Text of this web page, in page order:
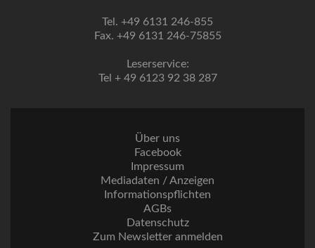
Tel. +49 6131 246-855
Fax. +49 6131 246-75855
Leserservice:
Tel + 49 6123 92 38 287
Über uns
Facebook
Impressum
Mediadaten / Anzeigen
Informationspflichten
AGBs
Datenschutz
Zum Newsletter anmelden